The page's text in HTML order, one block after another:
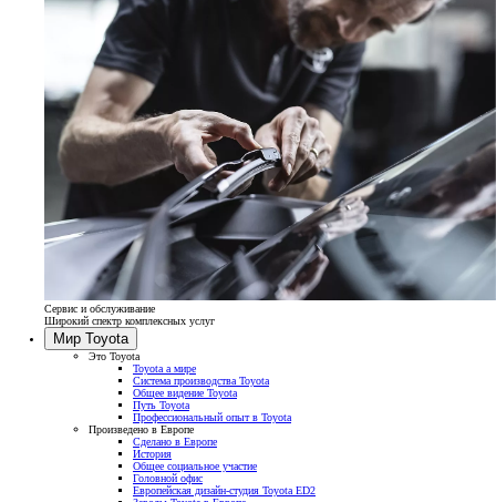
Сервис и обслуживание
Широкий спектр комплексных услуг
Мир Toyota
Это Toyota
Toyota а мире
Система производства Toyota
Общее видение Toyota
Путь Toyota
Профессиональный опыт в Toyota
Произведено в Европе
Сделано в Европе
История
Общее социальное участие
Головной офис
Европейская дизайн-студия Toyota ED2